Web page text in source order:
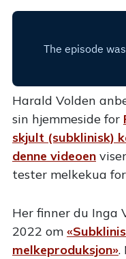
Harald Volden
sin hjemmeside for
skjult (subklinisk)
denne videoen
tester melkekua
Her finner du Inga
2022 om
melkeproduksjon».